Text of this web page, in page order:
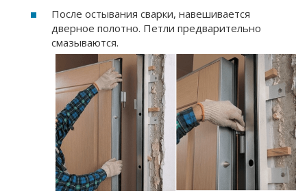
После остывания сварки, навешивается
дверное полотно. Петли предварительно
смазываются.